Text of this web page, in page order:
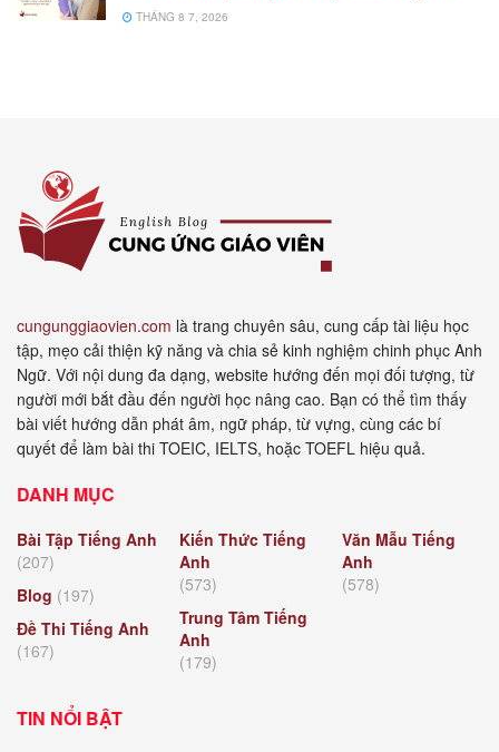
THÁNG 8 7, 2026
cungunggiaovien.com là trang chuyên sâu, cung cấp tài liệu học
tập, mẹo cải thiện kỹ năng và chia sẻ kinh nghiệm chinh phục Anh
Ngữ. Với nội dung đa dạng, website hướng đến mọi đối tượng, từ
người mới bắt đầu đến người học nâng cao. Bạn có thể tìm thấy
bài viết hướng dẫn phát âm, ngữ pháp, từ vựng, cùng các bí
quyết để làm bài thi TOEIC, IELTS, hoặc TOEFL hiệu quả.
DANH MỤC
Bài Tập Tiếng Anh
(207)
Blog (197)
Đề Thi Tiếng Anh
(167)
Kiến Thức Tiếng
Anh
(573)
Trung Tâm Tiếng
Anh
(179)
Văn Mẫu Tiếng
Anh
(578)
TIN NỔI BẬT